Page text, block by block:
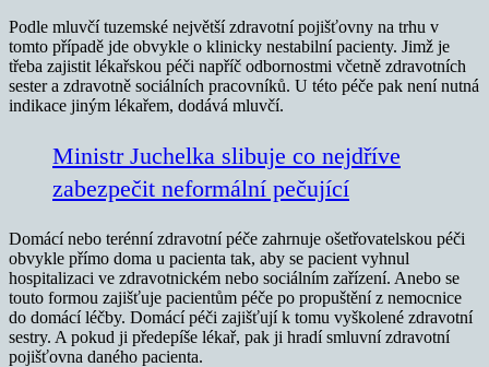
Podle mluvčí tuzemské největší zdravotní pojišťovny na trhu v
tomto případě jde obvykle o klinicky nestabilní pacienty. Jimž je
třeba zajistit lékařskou péči napříč odbornostmi včetně zdravotních
sester a zdravotně sociálních pracovníků. U této péče pak není nutná
indikace jiným lékařem, dodává mluvčí.
Ministr Juchelka slibuje co nejdříve
zabezpečit neformální pečující
Domácí nebo terénní zdravotní péče zahrnuje ošetřovatelskou péči
obvykle přímo doma u pacienta tak, aby se pacient vyhnul
hospitalizaci ve zdravotnickém nebo sociálním zařízení. Anebo se
touto formou zajišťuje pacientům péče po propuštění z nemocnice
do domácí léčby. Domácí péči zajišťují k tomu vyškolené zdravotní
sestry. A pokud ji předepíše lékař, pak ji hradí smluvní zdravotní
pojišťovna daného pacienta.